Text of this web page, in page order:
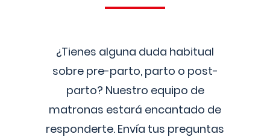
¿Tienes alguna duda habitual
sobre pre-parto, parto o post-
parto? Nuestro equipo de
matronas estará encantado de
responderte. Envía tus preguntas